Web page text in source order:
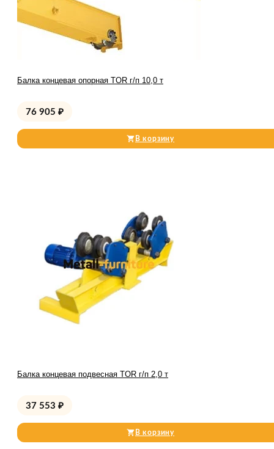
Балка концевая опорная TOR г/п 10,0 т
76 905 ₽
В корзину
Балка концевая подвесная TOR г/п 2,0 т
37 553 ₽
В корзину